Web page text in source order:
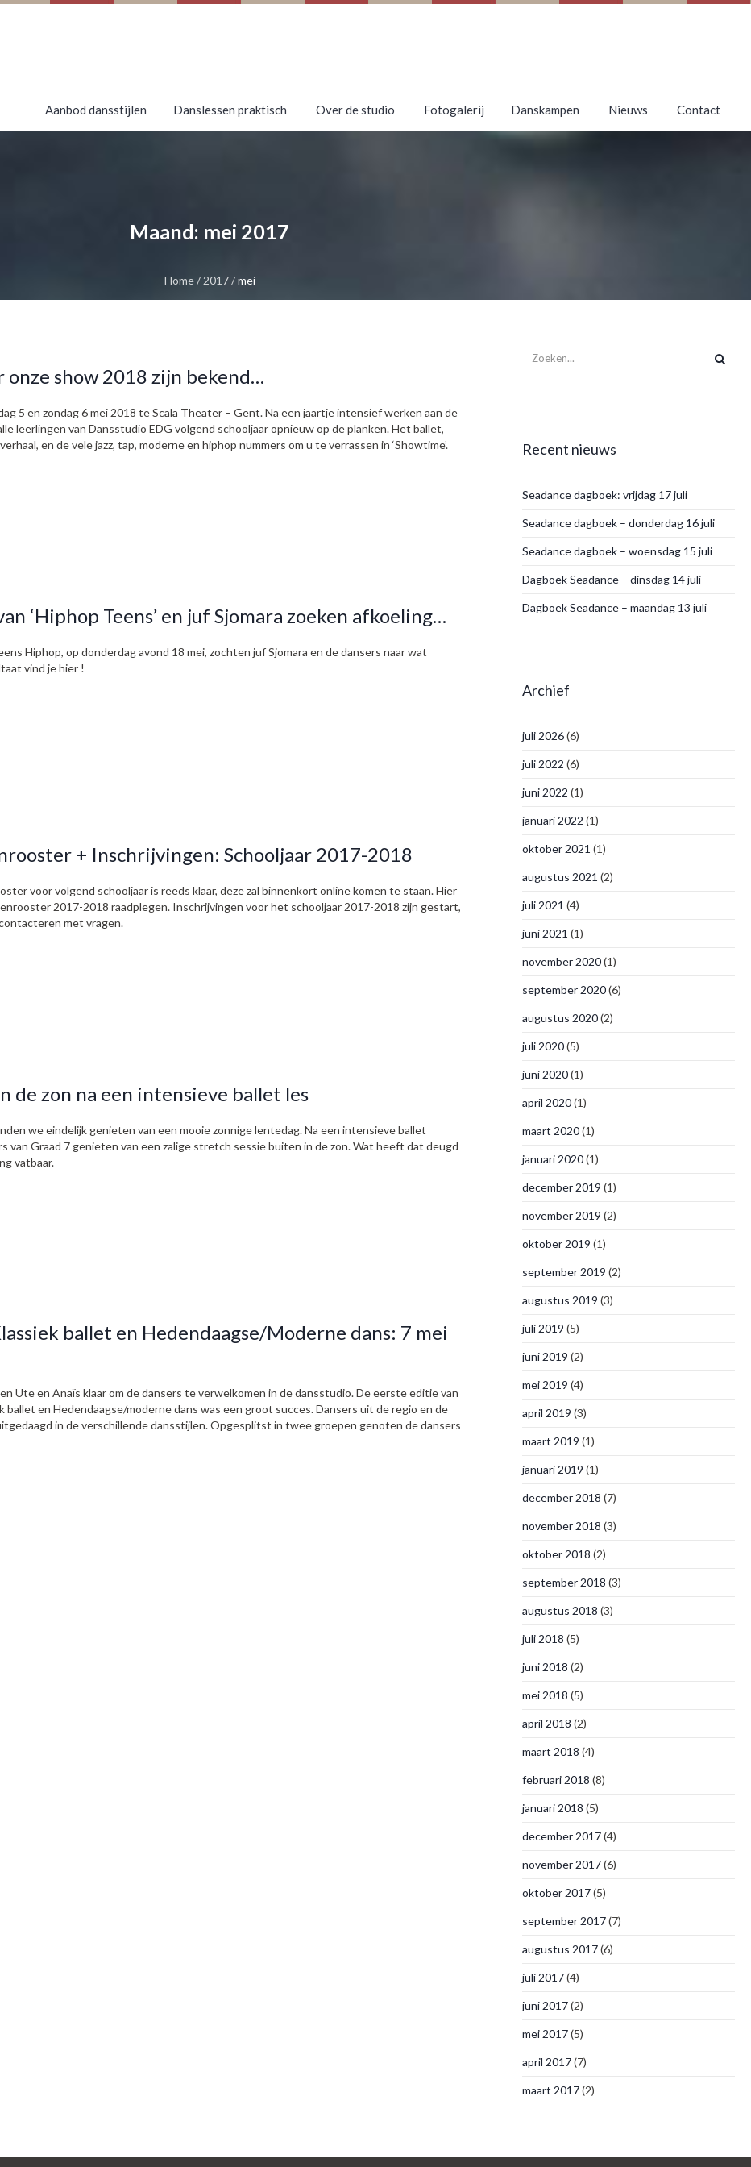
Aanbod dansstijlen Danslessen praktisch Over de studio Fotogalerij Danskampen Nieuws Contact
Maand: mei 2017
Home / 2017 /mei
onze show 2018 zijn bekend…
5 en zondag 6 mei 2018 te Scala Theater – Gent. Na een jaartje intensief werken aan de
leerlingen van Dansstudio EDG volgend schooljaar opnieuw op de planken. Het ballet,
en de vele jazz, tap, moderne en hiphop nummers om u te verrassen in ‘Showtime’.
‘Hiphop Teens’ en juf Sjomara zoeken afkoeling…
Hiphop, op donderdag avond 18 mei, zochten juf Sjomara en de dansers naar wat
vind je hier !
+ Inschrijvingen: Schooljaar 2017-2018
voor volgend schooljaar is reeds klaar, deze zal binnenkort online komen te staan. Hier
2017-2018 raadplegen. Inschrijvingen voor het schooljaar 2017-2018 zijn gestart,
met vragen.
de zon na een intensieve ballet les
we eindelijk genieten van een mooie zonnige lentedag. Na een intensieve ballet
van Graad 7 genieten van een zalige stretch sessie buiten in de zon. Wat heeft dat deugd
vatbaar.
ballet en Hedendaagse/Moderne dans: 7 mei
Ute en Anaïs klaar om de dansers te verwelkomen in de dansstudio. De eerste editie van
ballet en Hedendaagse/moderne dans was een groot succes. Dansers uit de regio en de
in de verschillende dansstijlen. Opgesplitst in twee groepen genoten de dansers
Recent nieuws
Seadance dagboek: vrijdag 17 juli
Seadance dagboek – donderdag 16 juli
Seadance dagboek – woensdag 15 juli
Dagboek Seadance – dinsdag 14 juli
Dagboek Seadance – maandag 13 juli
Archief
juli 2026(6)
juli 2022 (6)
juni 2022 (1)
januari 2022 (1)
oktober 2021 (1)
augustus 2021 (2)
juli 2021 (4)
juni 2021 (1)
november 2020(1)
september 2020(6)
augustus 2020(2)
juli 2020(5)
juni 2020(1)
april 2020(1)
maart 2020(1)
januari 2020(1)
december 2019 (1)
november 2019 (2)
oktober 2019 (1)
september 2019 (2)
augustus 2019 (3)
juli 2019 (5)
juni 2019 (2)
mei 2019 (4)
april 2019 (3)
maart 2019 (1)
januari 2019 (1)
december 2018 (7)
november 2018 (3)
oktober 2018 (2)
september 2018 (3)
augustus 2018 (3)
juli 2018 (5)
juni 2018 (2)
mei 2018 (5)
april 2018 (2)
maart 2018 (4)
februari 2018 (8)
januari 2018 (5)
december 2017(4)
november 2017(6)
oktober 2017(5)
september 2017(7)
augustus 2017(6)
juli 2017(4)
juni 2017(2)
mei 2017(5)
april 2017(7)
maart 2017(2)